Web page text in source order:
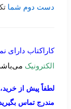
دست دوم شما
کاراکتاب دارای
الکترونیک
لطفاً پیش از
مندرج تماس